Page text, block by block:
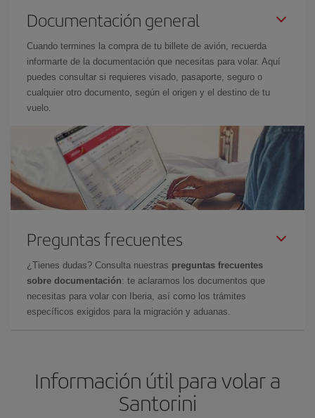
Documentación general
Cuando termines la compra de tu billete de avión, recuerda
informarte de la documentación que necesitas para volar. Aquí
puedes consultar si requieres visado, pasaporte, seguro o
cualquier otro documento, según el origen y el destino de tu
vuelo.
Preguntas frecuentes
¿Tienes dudas? Consulta nuestras preguntas frecuentes
sobre documentación: te aclaramos los documentos que
necesitas para volar con Iberia, así como los trámites
específicos exigidos para la migración y aduanas.
Información útil para volar a
Santorini